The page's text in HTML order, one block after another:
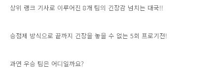
상위 랭크 기사로 이루어진 8개 팀의 긴장감 넘치는 대국!!
승점제 방식으로 끝까지 긴장을 놓을 수 없는 5회 프로기전!
과연 우승 팀은 어디일까요?